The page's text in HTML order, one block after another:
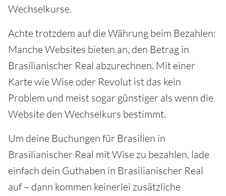
Wechselkurse.
Achte trotzdem auf die Währung beim Bezahlen:
Manche Websites bieten an, den Betrag in
Brasilianischer Real abzurechnen. Mit einer
Karte wie Wise oder Revolut ist das kein
Problem und meist sogar günstiger als wenn die
Website den Wechselkurs bestimmt.
Um deine Buchungen für Brasilien in
Brasilianischer Real mit Wise zu bezahlen, lade
einfach dein Guthaben in Brasilianischer Real
auf – dann kommen keinerlei zusätzliche